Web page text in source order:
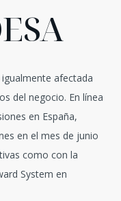
afectada
del negocio. En línea
en España,
en el mes de junio
como con la
System en